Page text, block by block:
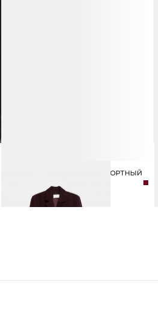
ЖАКЕТ ВЕЛЬВЕТОВЫЙ ДВУБОРТНЫЙ